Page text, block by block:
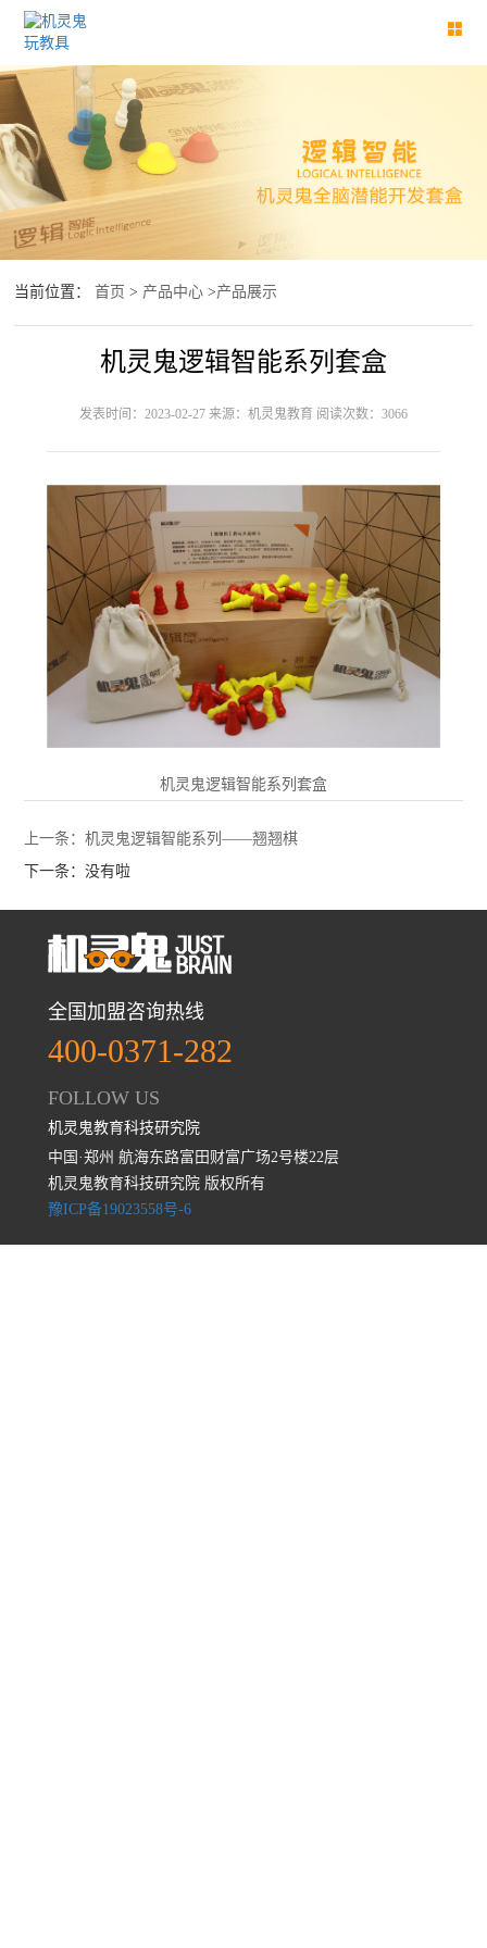
当前位置：首页 > 产品中心 >产品展示
机灵鬼逻辑智能系列套盒
发表时间：2023-02-27 来源：机灵鬼教育 阅读次数：3066
机灵鬼逻辑智能系列套盒
上一条：机灵鬼逻辑智能系列——翘翘棋
下一条：没有啦
全国加盟咨询热线
400-0371-282
FOLLOW US
机灵鬼教育科技研究院
中国·郑州 航海东路富田财富广场2号楼22层
机灵鬼教育科技研究院 版权所有
豫ICP备19023558号-6